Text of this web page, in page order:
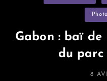
Gabon : baï
du parc
8